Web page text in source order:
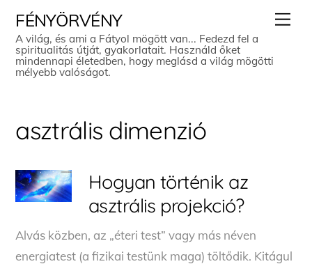
content
FÉNYÖRVÉNY
A világ, és ami a Fátyol mögött van... Fedezd fel a
spiritualitás útját, gyakorlatait. Használd őket
mindennapi életedben, hogy meglásd a világ mögötti
mélyebb valóságot.
asztrális dimenzió
Hogyan történik az
asztrális projekció?
Alvás közben, az „éteri test” vagy más néven
energiatest (a fizikai testünk maga) töltődik. Kitágul